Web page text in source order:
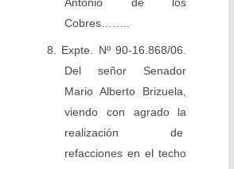
Antonio de los
Cobres……..
8. Expte. Nº 90-16.868/06.
Del señor Senador
Mario Alberto Brizuela,
viendo con agrado la
realización de
refacciones en el techo